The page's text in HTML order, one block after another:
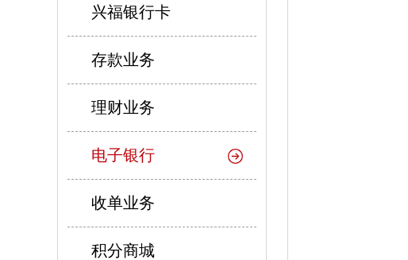
兴福银行卡
存款业务
理财业务
电子银行
收单业务
积分商城